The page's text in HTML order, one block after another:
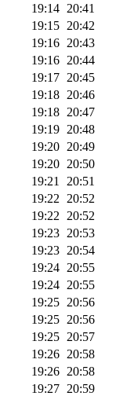
19:14 20:41
19:15 20:42
19:16 20:43
19:16 20:44
19:17 20:45
19:18 20:46
19:18 20:47
19:19 20:48
19:20 20:49
19:20 20:50
19:21
20:51
19:22
20:52
19:22
20:52
19:23 20:53
19:23 20:54
19:24 20:55
19:24 20:55
19:25 20:56
19:25 20:56
19:25 20:57
19:26 20:58
19:26 20:58
19:27 20:59